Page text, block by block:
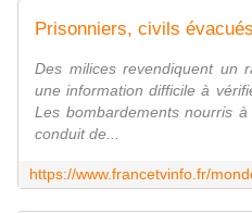
Des milices revendiquent un
une information difficile à
Les bombardements nourris
conduit de...